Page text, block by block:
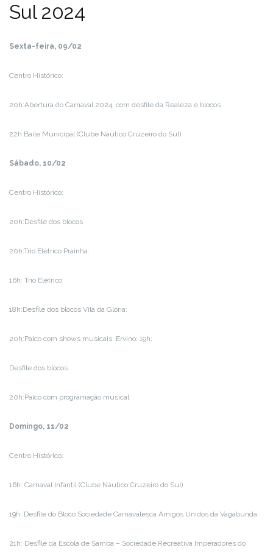
Sul 2024
Sexta-feira, 09/02
Centro Histórico:
20h:Abertura do Carnaval 2024, com desfile da Realeza e blocos
22h:Baile Municipal (Clube Náutico Cruzeiro do Sul)
Sábado, 10/02
Centro Histórico:
20h:Desfile dos blocos
20h:Trio Elétrico Prainha:
16h: Trio Elétrico
18h:Desfile dos blocos Vila da Glória:
20h:Palco com shows musicais. Ervino: 19h:
Desfile dos blocos
20h:Palco com programação musical
Domingo, 11/02
Centro Histórico:
16h: Carnaval Infantil (Clube Náutico Cruzeiro do Sul)
19h: Desfile do Bloco Sociedade Carnavalesca Amigos Unidos da Vagabunda
21h: Desfile da Escola de Samba – Sociedade Recreativa Imperadores do